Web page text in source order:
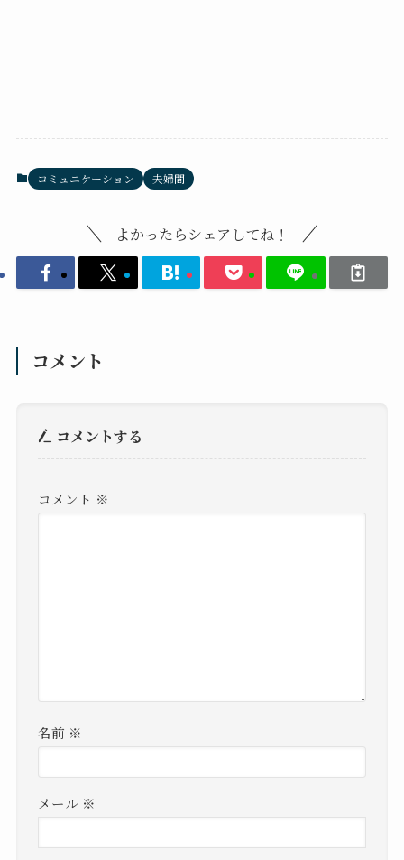
コミュニケーション 夫婦間
よかったらシェアしてね！
コメント
コメントする
コメント ※
名前 ※
メール ※